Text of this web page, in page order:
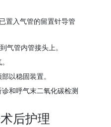
置入气管的留置针导管
气管内管接头上。
以稳固装置。
和呼气末二氧化碳检测
后护理